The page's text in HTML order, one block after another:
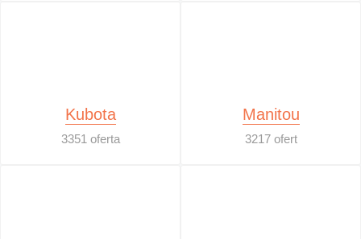
Kubota
3351 oferta
Manitou
3217 ofert